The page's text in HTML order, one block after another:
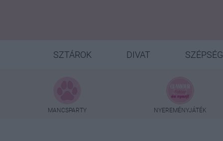
SZTÁROK DIVAT SZÉPSÉG
MANCSPARTY NYEREMÉNYJÁTÉK